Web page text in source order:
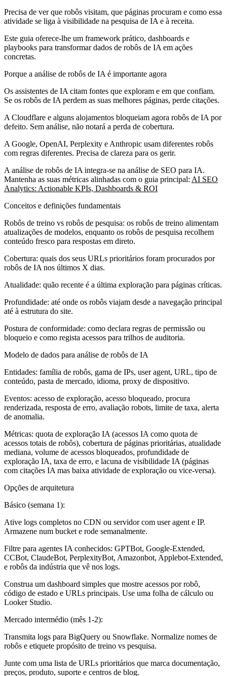
Precisa de ver que robôs visitam, que páginas procuram e como essa
atividade se liga à visibilidade na pesquisa de IA e à receita.
Este guia oferece-lhe um framework prático, dashboards e
playbooks para transformar dados de robôs de IA em ações
concretas.
Porque a análise de robôs de IA é importante agora
Os assistentes de IA citam fontes que exploram e em que confiam.
Se os robôs de IA perdem as suas melhores páginas, perde citações.
A Cloudflare e alguns alojamentos bloqueiam agora robôs de IA por
defeito. Sem análise, não notará a perda de cobertura.
A Google, OpenAI, Perplexity e Anthropic usam diferentes robôs
com regras diferentes. Precisa de clareza para os gerir.
A análise de robôs de IA integra-se na análise de SEO para IA.
Mantenha as suas métricas alinhadas com o guia principal: AI SEO
Analytics: Actionable KPIs, Dashboards & ROI
Conceitos e definições fundamentais
Robôs de treino vs robôs de pesquisa: os robôs de treino alimentam
atualizações de modelos, enquanto os robôs de pesquisa recolhem
conteúdo fresco para respostas em direto.
Cobertura: quais dos seus URLs prioritários foram procurados por
robôs de IA nos últimos X dias.
Atualidade: quão recente é a última exploração para páginas críticas.
Profundidade: até onde os robôs viajam desde a navegação principal
até à estrutura do site.
Postura de conformidade: como declara regras de permissão ou
bloqueio e como regista acessos para trilhos de auditoria.
Modelo de dados para análise de robôs de IA
Entidades: família de robôs, gama de IPs, user agent, URL, tipo de
conteúdo, pasta de mercado, idioma, proxy de dispositivo.
Eventos: acesso de exploração, acesso bloqueado, procura
renderizada, resposta de erro, avaliação robots, limite de taxa, alerta
de anomalia.
Métricas: quota de exploração IA (acessos IA como quota de
acessos totais de robôs), cobertura de páginas prioritárias, atualidade
mediana, volume de acessos bloqueados, profundidade de
exploração IA, taxa de erro, e lacuna de visibilidade IA (páginas
com citações IA mas baixa atividade de exploração ou vice-versa).
Opções de arquitetura
Básico (semana 1):
Ative logs completos no CDN ou servidor com user agent e IP.
Armazene num bucket e rode semanalmente.
Filtre para agentes IA conhecidos: GPTBot, Google-Extended,
CCBot, ClaudeBot, PerplexityBot, Amazonbot, Applebot-Extended,
e robôs da indústria que vê nos logs.
Construa um dashboard simples que mostre acessos por robô,
código de estado e URLs principais. Use uma folha de cálculo ou
Looker Studio.
Mercado intermédio (mês 1-2):
Transmita logs para BigQuery ou Snowflake. Normalize nomes de
robôs e etiquete propósito de treino vs pesquisa.
Junte com uma lista de URLs prioritários que marca documentação,
preços, produto, suporte e centros de blog.